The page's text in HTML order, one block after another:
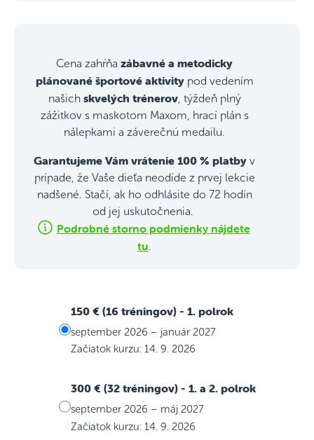
Cena zahŕňa zábavné a metodicky
plánované športové aktivitypod vedením
našich skvelých trénerov, týždeň plný
zážitkov s maskotom Maxom, hrací plán s
nálepkami a záverečnú medailu.
Garantujeme Vám vrátenie 100 % platby v
prípade, že Vaše dieťa neodíde z prvej lekcie
nadšené. Stačí, ak ho odhlásite do 72 hodín
od jej uskutočnenia.
Podrobné storno podmienky nájdete
tu.
150 € (16 tréningov) - 1. polrok
september 2026 – január 2027
Začiatok kurzu: 14. 9. 2026
300 € (32 tréningov) - 1. a 2. polrok
september 2026 – máj 2027
Začiatok kurzu: 14. 9. 2026